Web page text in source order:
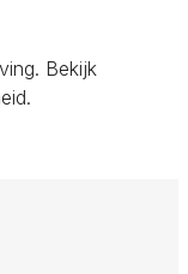
Bekijk